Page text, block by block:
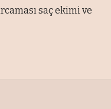
saç ekimi ve